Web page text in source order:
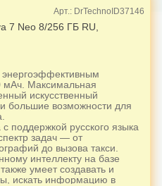
Арт.: DrTechnoID37146
7 Neo 8/256 ГБ RU,
мАч. Максимальная
искусственный
большие возможности для
поддержкой русского языка
задач — от
до вызова такси.
интеллекту на базе
умеет создавать и
искать информацию в